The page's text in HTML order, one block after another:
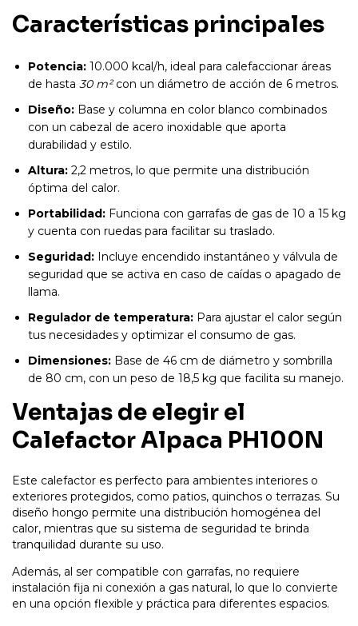
Características principales
Potencia: 10.000 kcal/h, ideal para calefaccionar áreas
de hasta 30 m²con un diámetro de acción de 6 metros.
Diseño: Base y columna en color blanco combinados
con un cabezal de acero inoxidable que aporta
durabilidad y estilo.
Altura: 2,2 metros, lo que permite una distribución
óptima del calor.
Portabilidad: Funciona con garrafas de gas de 10 a 15 kg
y cuenta con ruedas para facilitar su traslado.
Seguridad: Incluye encendido instantáneo y válvula de
seguridad que se activa en caso de caídas o apagado de
llama.
Regulador de temperatura: Para ajustar el calor según
tus necesidades y optimizar el consumo de gas.
Dimensiones: Base de 46 cm de diámetro y sombrilla
de 80 cm, con un peso de 18,5 kg que facilita su manejo.
Ventajas de elegir el
Calefactor Alpaca PH100N
Este calefactor es perfecto para ambientes interiores o
exteriores protegidos, como patios, quinchos o terrazas. Su
diseño hongo permite una distribución homogénea del
calor, mientras que su sistema de seguridad te brinda
tranquilidad durante su uso.
Además, al ser compatible con garrafas, no requiere
instalación fija ni conexión a gas natural, lo que lo convierte
en una opción flexible y práctica para diferentes espacios.